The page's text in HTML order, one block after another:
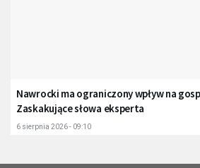
Nawrocki ma ograniczony wpływ na
Zaskakujące słowa eksperta
6 sierpnia 2026 - 09:10